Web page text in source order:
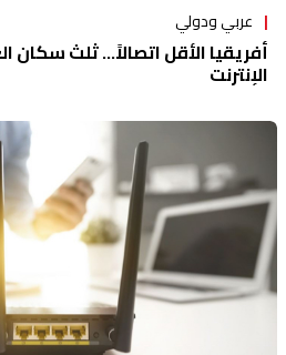
عربي ودولي
أفريقيا الأقل اتصالاً... ثلث
الإنترنت